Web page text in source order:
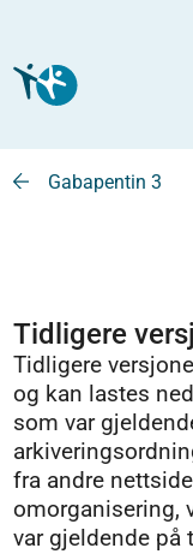
Gabapentin 3
Tidligere
Tidligere
og kan lastes
som var
fra andre
omorganisering,
var gjeldende